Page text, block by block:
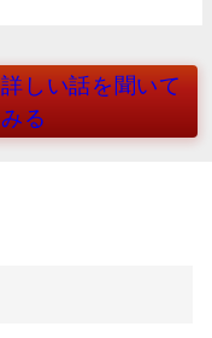
詳しい話を聞いて
みる